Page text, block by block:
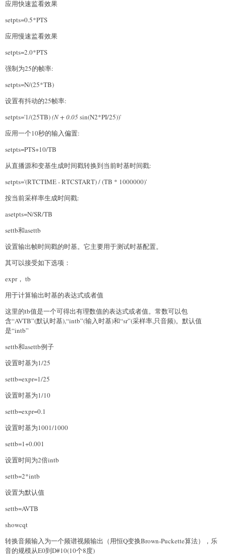
应用快速监看效果
setpts=0.5*PTS
应用慢速监看效果
setpts=2.0*PTS
强制为25的帧率:
setpts=N/(25*TB)
设置有抖动的25帧率:
setpts='1/(25TB)(N + 0.05sin(N2*PI/25))'
应用一个10秒的输入偏置:
setpts=PTS+10/TB
从直播源和变基生成时间戳转换到当前时基时间戳:
setpts='(RTCTIME - RTCSTART) / (TB * 1000000)'
按当前采样率生成时间戳:
asetpts=N/SR/TB
settb和asettb
设置输出帧时间戳的时基。它主要用于测试时基配置。
其可以接受如下选项：
expr， tb
用于计算输出时基的表达式或者值
这里的tb值是一个可得出有理数值的表达式或者值。常数可以包
含“AVTB”(默认时基),“intb”(输入时基)和“sr”(采样率,只音频)。默认值
是“intb”
settb和asettb例子
设置时基为1/25
settb=expr=1/25
设置时基为1/10
settb=expr=0.1
设置时基为1001/1000
settb=1+0.001
设置时间为2倍intb
settb=2*intb
设置为默认值
settb=AVTB
showcqt
转换音频输入为一个频谱视频输出（用恒Q变换Brown-Puckette算法），乐
音的规模从E0到D#10(10个8度)